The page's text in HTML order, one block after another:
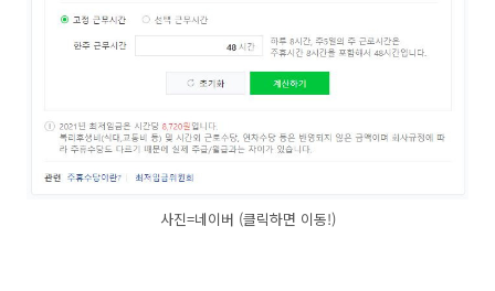
사진=네이버 (클릭하면 이동!)